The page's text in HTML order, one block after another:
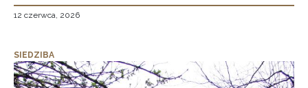
12 czerwca, 2026
SIEDZIBA